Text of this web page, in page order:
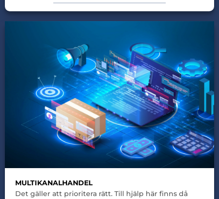
MULTIKANALHANDEL
Det gäller att prioritera rätt. Till hjälp här finns då